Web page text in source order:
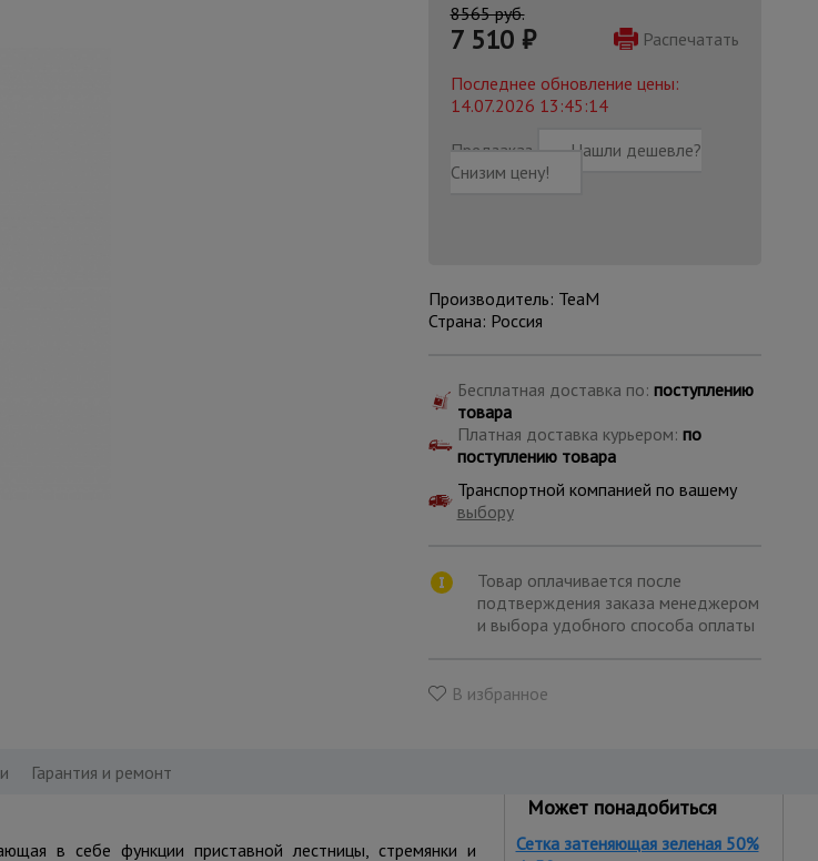
всех
8565 руб.
7 510 ₽
Распечатать
Последнее обновление цены:
14.07.2026 13:45:14
Предзаказ
Нашли дешевле?
Снизим цену!
Производитель: TeaM
Страна: Россия
Бесплатная доставка по: поступлению
товара
Платная доставка курьером: по
поступлению товара
Транспортной компанией по вашему
выбору
Товар оплачивается после
подтверждения заказа менеджером
и выбора удобного способа оплаты
В избранное
Гарантия и ремонт
в себе функции приставной лестницы, стремянки и
Может понадобиться
Сетка затеняющая зеленая 50%